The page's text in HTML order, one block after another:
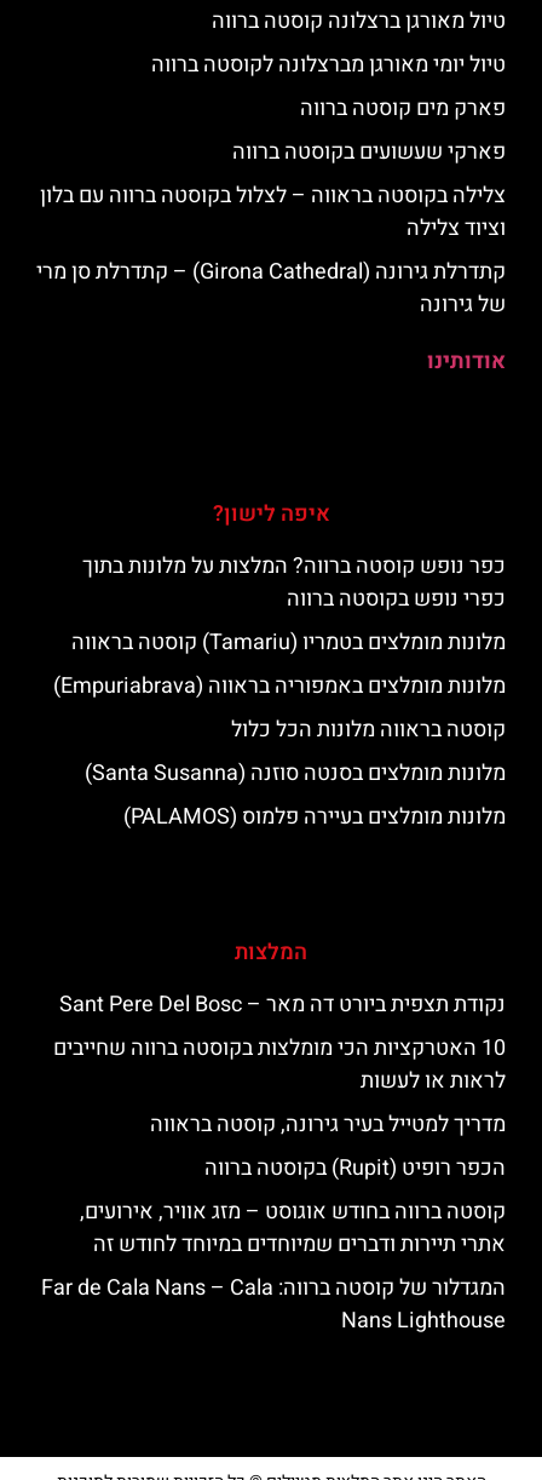
טיול מאורגן ברצלונה קוסטה ברווה
טיול יומי מאורגן מברצלונה לקוסטה ברווה
פארק מים קוסטה ברווה
פארקי שעשועים בקוסטה ברווה
צלילה בקוסטה בראווה – לצלול בקוסטה ברווה עם בלון
וציוד צלילה
קתדרלת גירונה (Girona Cathedral) – קתדרלת סן מרי
של גירונה
אודותינו
איפה לישון?
כפר נופש קוסטה ברווה? המלצות על מלונות בתוך
כפרי נופש בקוסטה ברווה
מלונות מומלצים בטמריו (Tamariu) קוסטה בראווה
מלונות מומלצים באמפוריה בראווה (Empuriabrava)
קוסטה בראווה מלונות הכל כלול
מלונות מומלצים בסנטה סוזנה (Santa Susanna)
מלונות מומלצים בעיירה פלמוס (PALAMOS)
המלצות
נקודת תצפית ביורט דה מאר – Sant Pere Del Bosc
10 האטרקציות הכי מומלצות בקוסטה ברווה שחייבים
לראות או לעשות
מדריך למטייל בעיר גירונה, קוסטה בראווה
הכפר רופיט (Rupit) בקוסטה ברווה
קוסטה ברווה בחודש אוגוסט – מזג אוויר, אירועים,
אתרי תיירות ודברים שמיוחדים במיוחד לחודש זה
המגדלור של קוסטה ברווה: ‪‪Far de Cala Nans – Cala
Nans Lighthouse‬‬